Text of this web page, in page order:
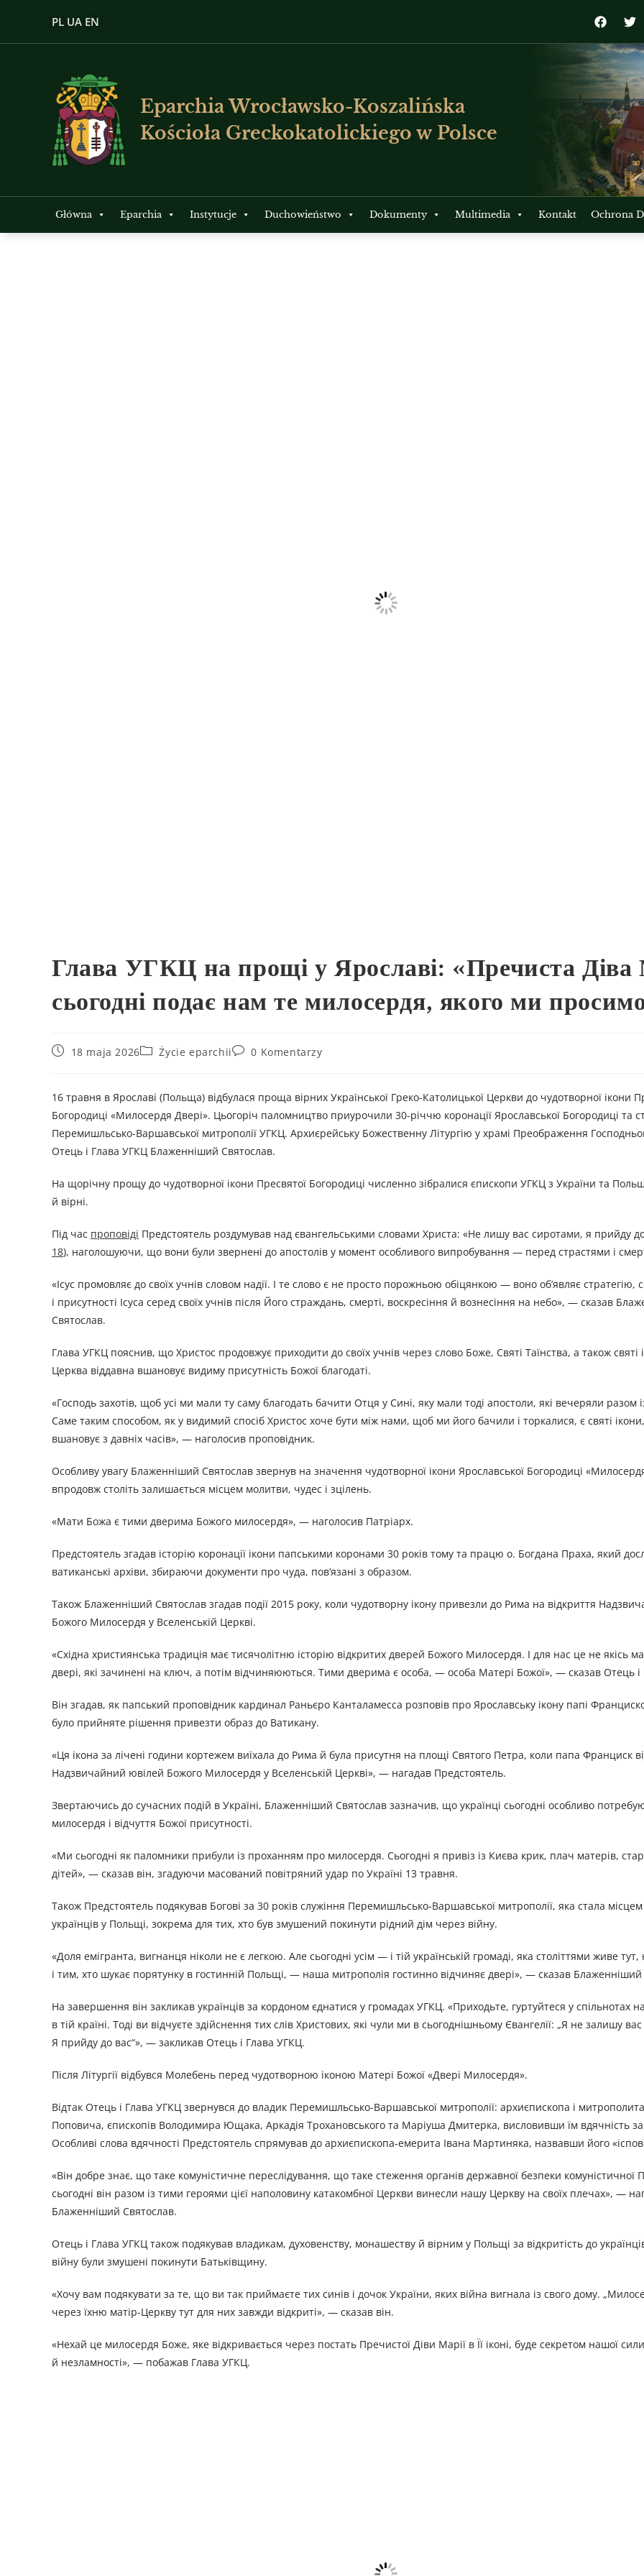
PL UA EN
Eparchia Wrocławsko-Koszalińska
Kościoła Greckokatolickiego w Polsce
Główna Eparchia Instytucje Duchowieństwo Dokumenty Multimedia Kontakt Ochrona
Глава УГКЦ на прощі у Ярославі: «Пречиста Діва
сьогодні подає нам те милосердя, якого ми
18 maja 2026 Życie eparchii 0 Komentarzy
16 травня в Ярославі (Польща) відбулася проща вірних Української Греко-Католицької Церкви до чудотворної ікони
Богородиці «Милосердя Двері». Цьогоріч паломництво приурочили 30-річчю коронації Ярославської Богородиці та
Перемишльсько-Варшавської митрополії УГКЦ. Архиєрейську Божественну Літургію у храмі Преображення
Отець і Глава УГКЦ Блаженніший Святослав.
На щорічну прощу до чудотворної ікони Пресвятої Богородиці численно зібралися єпископи УГКЦ з України та
й вірні.
Під час проповіді Предстоятель роздумував над євангельськими словами Христа: «Не лишу вас сиротами, я прийду
18), наголошуючи, що вони були звернені до апостолів у момент особливого випробування — перед страстями і
«Ісус промовляє до своїх учнів словом надії. І те слово є не просто порожньою обіцянкою — воно об’являє стратегію,
і присутності Ісуса серед своїх учнів після Його страждань, смерті, воскресіння й вознесіння на небо», — сказав
Святослав.
Глава УГКЦ пояснив, що Христос продовжує приходити до своїх учнів через слово Боже, Святі Таїнства, а також святі
Церква віддавна вшановує видиму присутність Божої благодаті.
«Господь захотів, щоб усі ми мали ту саму благодать бачити Отця у Сині, яку мали тоді апостоли, які вечеряли разом
Саме таким способом, як у видимий спосіб Христос хоче бути між нами, щоб ми його бачили і торкалися, є святі
вшановує з давніх часів», — наголосив проповідник.
Особливу увагу Блаженніший Святослав звернув на значення чудотворної ікони Ярославської Богородиці
впродовж століть залишається місцем молитви, чудес і зцілень.
«Мати Божа є тими дверима Божого милосердя», — наголосив Патріарх.
Предстоятель згадав історію коронації ікони папськими коронами 30 років тому та працю о. Богдана Праха, який
ватиканські архіви, збираючи документи про чуда, пов’язані з образом.
Також Блаженніший Святослав згадав події 2015 року, коли чудотворну ікону привезли до Рима на відкриття
Божого Милосердя у Вселенській Церкві.
«Східна християнська традиція має тисячолітню історію відкритих дверей Божого Милосердя. І для нас це не якісь
двері, які зачинені на ключ, а потім відчиняюються. Тими дверима є особа, — особа Матері Божої», — сказав Отець і
Він згадав, як папський проповідник кардинал Раньєро Канталамесса розповів про Ярославську ікону папі
було прийняте рішення привезти образ до Ватикану.
«Ця ікона за лічені години кортежем виїхала до Рима й була присутня на площі Святого Петра, коли папа Франциск
Надзвичайний ювілей Божого Милосердя у Вселенській Церкві», — нагадав Предстоятель.
Звертаючись до сучасних подій в Україні, Блаженніший Святослав зазначив, що українці сьогодні особливо
милосердя і відчуття Божої присутності.
«Ми сьогодні як паломники прибули із проханням про милосердя. Сьогодні я привіз із Києва крик, плач матерів,
дітей», — сказав він, згадуючи масований повітряний удар по Україні 13 травня.
Також Предстоятель подякував Богові за 30 років служіння Перемишльсько-Варшавської митрополії, яка стала
українців у Польщі, зокрема для тих, хто був змушений покинути рідний дім через війну.
«Доля емігранта, вигнанця ніколи не є легкою. Але сьогодні усім — і тій українській громаді, яка століттями живе тут,
і тим, хто шукає порятунку в гостинній Польщі, — наша митрополія гостинно відчиняє двері», — сказав Блаженніший
На завершення він закликав українців за кордоном єднатися у громадах УГКЦ. «Приходьте, гуртуйтеся у спільнотах
в тій країні. Тоді ви відчуєте здійснення тих слів Христових, які чули ми в сьогоднішньому Євангелії: „Я не залишу
Я прийду до вас“», — закликав Отець і Глава УГКЦ.
Після Літургії відбувся Молебень перед чудотворною іконою Матері Божої «Двері Милосердя».
Відтак Отець і Глава УГКЦ звернувся до владик Перемишльсько-Варшавської митрополії: архиєпископа і
Поповича, єпископів Володимира Ющака, Аркадія Трохановського та Маріуша Дмитерка, висловивши їм вдячність за
Особливі слова вдячності Предстоятель спрямував до архиєпископа-емерита Івана Мартиняка, назвавши його
«Він добре знає, що таке комуністичне переслідування, що таке стеження органів державної безпеки комуністичної
сьогодні він разом із тими героями цієї наполовину катакомбної Церкви винесли нашу Церкву на своїх плечах», —
Блаженніший Святослав.
Отець і Глава УГКЦ також подякував владикам, духовенству, монашеству й вірним у Польщі за відкритість до
війну були змушені покинути Батьківщину.
«Хочу вам подякувати за те, що ви так приймаєте тих синів і дочок України, яких війна вигнала із свого дому.
через їхню матір-Церкву тут для них завжди відкриті», — сказав він.
«Нехай це милосердя Боже, яке відкривається через постать Пречистої Діви Марії в Її іконі, буде секретом нашої сили,
й незламності», — побажав Глава УГКЦ.